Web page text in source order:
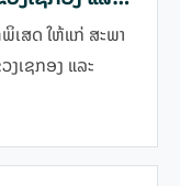
ເສດ ໃຫ້ແກ່ ສະພາ
ງເຊກອງ ແລະ